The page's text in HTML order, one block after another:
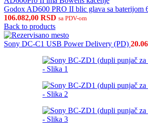
Godox AD600 PRO II blic glava sa baterijom
106.082,00 RSD sa PDV-om
Back to products
Sony DC-C1 USB Power Delivery (PD)